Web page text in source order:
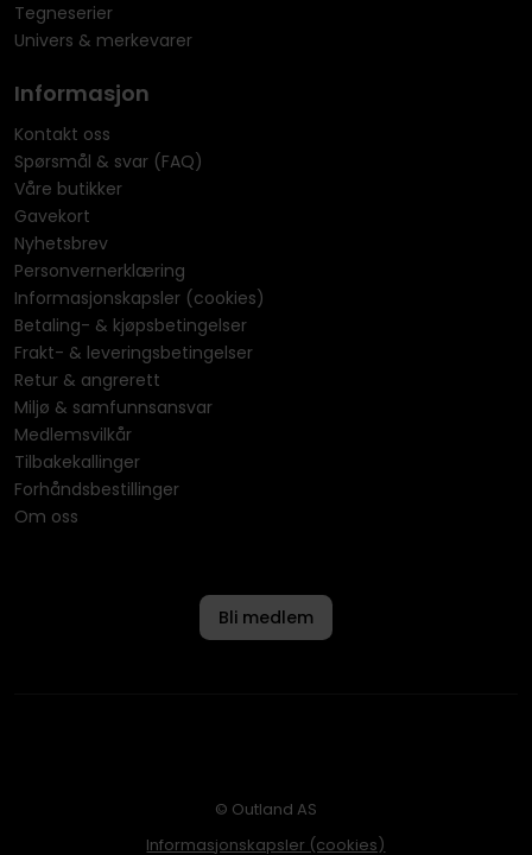
Tegneserier
Univers & merkevarer
Informasjon
Kontakt oss
Spørsmål & svar (FAQ)
Våre butikker
Gavekort
Nyhetsbrev
Personvernerklæring
Informasjonskapsler (cookies)
Betaling- & kjøpsbetingelser
Frakt- & leveringsbetingelser
Retur & angrerett
Miljø & samfunnsansvar
Medlemsvilkår
Tilbakekallinger
Forhåndsbestillinger
Om oss
Bli medlem
© Outland AS
Informasjonskapsler (cookies)